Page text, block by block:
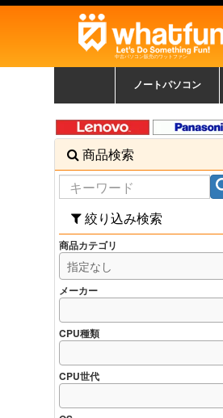
中古パソコン販売のワットファン
ノートパソコン
覧
パソコン
商品検索
絞り込み検索
商品カテゴリ
メーカー
CPU種類
CPU世代